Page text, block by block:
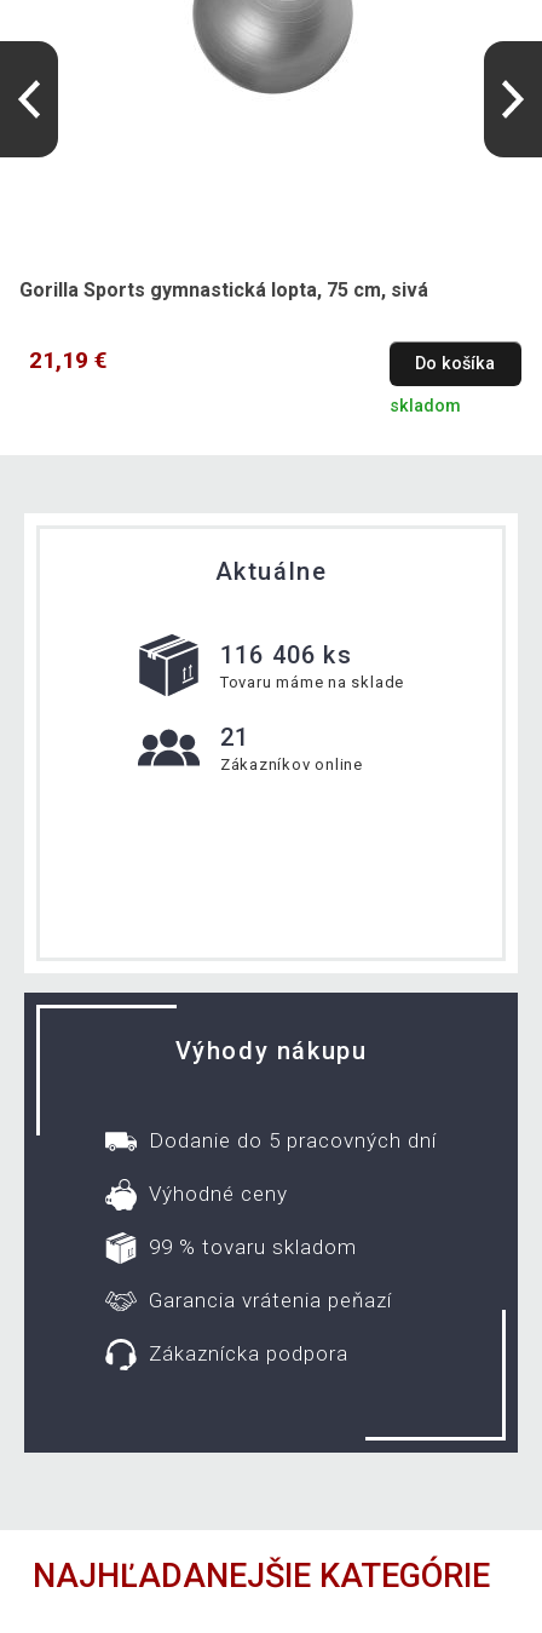
Gorilla Sports gymnastická lopta, 75 cm, sivá
21,19 € Do košíka
skladom
Aktuálne
116 406 ks
Tovaru máme na sklade
21
Zákazníkov online
Výhody nákupu
Dodanie do 5 pracovných dní
Výhodné ceny
99 % tovaru skladom
Garancia vrátenia peňazí
Zákaznícka podpora
NAJHĽADANEJŠIE KATEGÓRIE